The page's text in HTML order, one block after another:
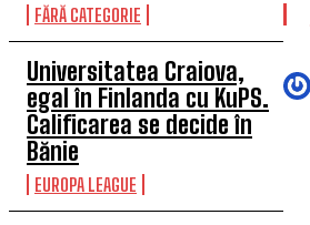
FĂRĂ CATEGORIE
Universitatea Craiova,
egal în Finlanda cu KuPS.
Calificarea se decide în
Bănie
EUROPA LEAGUE